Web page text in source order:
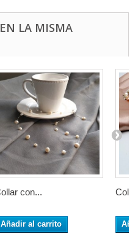
LA MISMA
con...
Añadir al carrito